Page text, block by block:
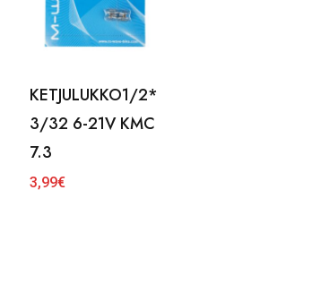
KETJULUKKO1/2*
3/32 6-21V KMC
7.3
3,99€